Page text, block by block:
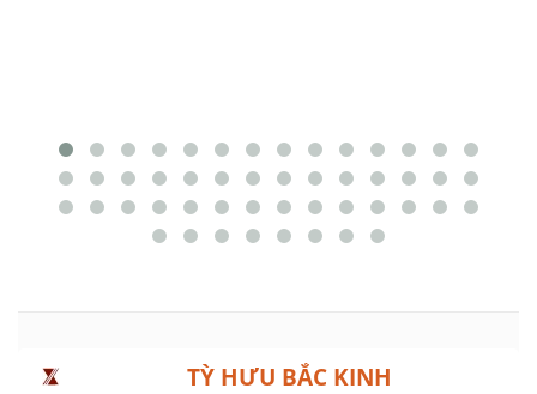
TỲ HƯU BẮC KINH